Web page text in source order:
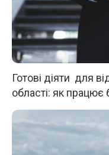
Готові діяти для
області: як працює